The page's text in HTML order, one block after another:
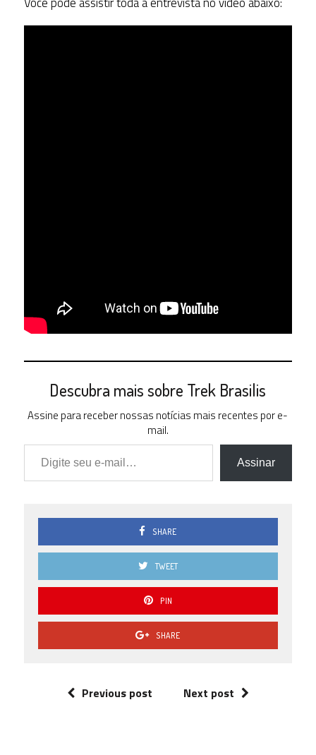
Descubra mais sobre Trek Brasilis
Assine para receber nossas notícias mais recentes por e-
mail.
Digite seu e-mail…
Assinar
SHARE
TWEET
PIN
SHARE
Previous post Next post